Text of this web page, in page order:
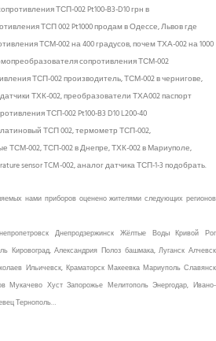
ТСП-002 Pt100-B3-D10 грн в
ТСП 002 Pt1000 продам в Одессе, Львов где
ТСМ-002 на 400 градусов, почем ТХА-002 на 1000
сопротивления ТСМ-002
ТСП-002 производитель, ТСМ-002 в чернигове,
ТХК-002, преобразователи ТХА002 паспорт
ТСП-002 Pt100-B3 D10 L200-40
ТСП 002, термометр ТСП-002,
ТСМ-002, ТСП-002 в Днепре, ТХК-002 в Мариуполе,
sensor TCM-002, аналог датчика ТСП-1-3 подобрать.
нами приборов оценено жителями следующих регионов
Днепродзержинск Жёлтые Воды Кривой Рог
Кировоград, Александрия Полоз башмака, Луганск Алчевск
Ильичевск, Краматорск Макеевка Мариуполь Славянск
Мукачево Хуст Запорожье Мелитополь Энергодар, Ивано-
Тернополь…